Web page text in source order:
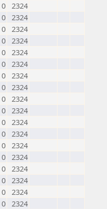
0 2324
0 2324
0 2324
0 2324
0 2324
0 2324
0 2324
0 2324
0 2324
0 2324
0 2324
0 2324
0 2324
0 2324
0 2324
0 2324
0 2324
0 2324